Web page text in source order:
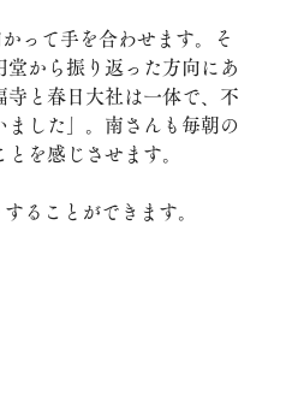
って手を合わせます。そ
から振り返った方向にあ
寺と春日大社は一体で、不
した」。南さんも毎朝の
を感じさせます。
ることができます。